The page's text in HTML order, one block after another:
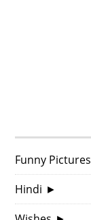
Funny Pictures
Hindi ►